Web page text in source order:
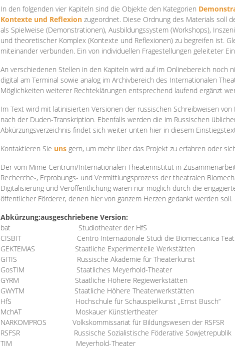
In den folgenden vier Kapiteln sind die Objekte den Kategorien
Kontexte und Reflexion zugeordnet. Diese Ordnung des Materials soll
als Spielweise (Demonstrationen), Ausbildungssystem (Workshops),
und theoretischer Komplex (Kontexte und Reflexionen) zu begreifen ist.
miteinander verbunden. Ein von individuellen Fragestellungen geleiteter
An verschiedenen Stellen in den Kapiteln wird auf im Onlinebereich noch
digital am Terminal sowie analog im Archivbereich des Internationalen
Möglichkeiten weiterer Rechteklärungen entsprechend laufend ergänzt
Im Text wird mit latinisierten Versionen der russischen Schreibweisen
nach der Duden-Transkription. Ebenfalls werden die im Russischen
Abkürzungsverzeichnis findet sich weiter unten hier in diesem
Kontaktieren Sie uns gern, um mehr über das Projekt zu erfahren oder
Der vom Mime Centrum/Internationalen Theaterinstitut in
Recherche-, Erprobungs- und Vermittlungsprozess der theatralen
Digitalisierung und Veröffentlichung waren nur möglich durch die
öffentlicher Förderer, denen hier von ganzem Herzen gedankt werden soll.
Abkürzung:ausgeschriebene Version:
bat
Studiotheater der HfS
CISBIT
Centro Internazionale Studi die Biomeccanica
GEKTEMAS
Staatliche Experimentelle Werkstätten
GITIS
Russische Akademie für Theaterkunst
GosTIM
Staatliches Meyerhold-Theater
GYRM
Staatliche Höhere Regiewerkstätten
GWYTM
Staatliche Höhere Theaterwerkstätten
HfS
Hochschule für Schauspielkunst „Ernst Busch“
MchAT
Moskauer Künstlertheater
NARKOMPROS
Volkskommissariat für Bildungswesen der RSFSR
RSFSR
Russische Sozialistische Föderative Sowjetrepublik
TIM Meyerhold-Theater